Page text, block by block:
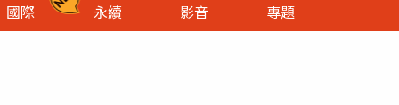
國際 永續 影音 專題